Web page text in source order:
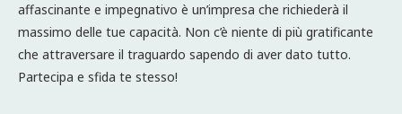
affascinante e impegnativo è un’impresa che richiederà il
massimo delle tue capacità. Non c’è niente di più gratificante
che attraversare il traguardo sapendo di aver dato tutto.
Partecipa e sfida te stesso!